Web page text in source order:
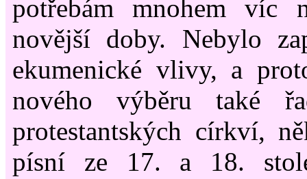
potřebám mnohem víc
novější doby. Nebylo
ekumenické vlivy, a
nového výběru také
protestantských církví,
písní ze 17. a 18.